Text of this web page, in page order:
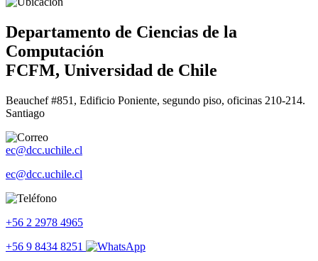
Departamento de Ciencias de la
Computación
FCFM, Universidad de Chile
Beauchef #851, Edificio Poniente, segundo piso, oficinas 210-214.
Santiago
ec@dcc.uchile.cl
ec@dcc.uchile.cl
+56 2 2978 4965
+56 9 8434 8251